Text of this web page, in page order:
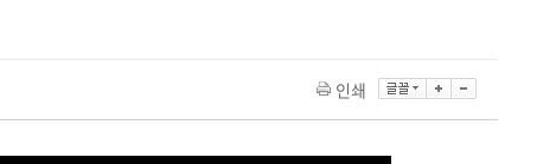
인쇄